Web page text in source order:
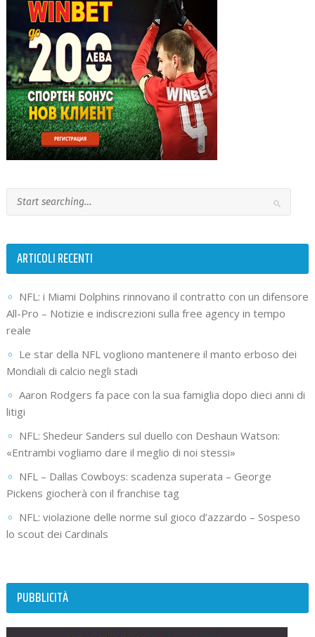
ARTICOLI RECENTI
NFL: i Miami Dolphins rinnovano il contratto con un difensore
All-Pro – Notizie e indiscrezioni sulla free agency in tempo
reale
Le star della NFL vogliono mantenere il manto erboso dei
Mondiali di calcio negli stadi
Aaron Rodgers fa pace con la sua famiglia dopo dieci anni di
litigi
NFL: Shedeur Sanders sul duello con Deshaun Watson:
«Entrambi vogliamo dare il meglio di noi stessi»
NFL – Dallas Cowboys: scadenza superata – George
Pickens giocherà con il franchise tag
NFL: violazione delle norme sul gioco d’azzardo – Sospeso
lo scout dei Cardinals
PUBBLICITÀ